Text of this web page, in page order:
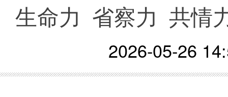
生命力 省察力 共情
2026-05-26